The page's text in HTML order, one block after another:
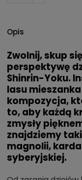
Opis
Zwolnij, skup
perspektywę
Shinrin-Yoku.
lasu
kompozycja,
to, aby każdą
zmysły
znajdziemy
magnolii,
syberyjskiej.